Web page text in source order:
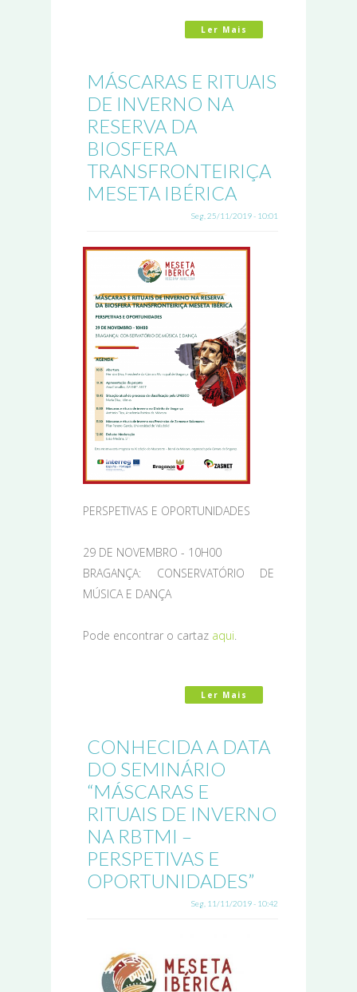
Ler Mais
MÁSCARAS E RITUAIS
DE INVERNO NA
RESERVA DA
BIOSFERA
TRANSFRONTEIRIÇA
MESETA IBÉRICA
Seg, 25/11/2019 - 10:01
PERSPETIVAS E OPORTUNIDADES
29 DE NOVEMBRO - 10H00
BRAGANÇA: CONSERVATÓRIO DE
MÚSICA E DANÇA
Pode encontrar o cartaz aqui
Ler Mais
CONHECIDA A DATA
DO SEMINÁRIO
“MÁSCARAS E
RITUAIS DE INVERNO
NA RBTMI –
PERSPETIVAS E
OPORTUNIDADES”
Seg, 11/11/2019 - 10:42